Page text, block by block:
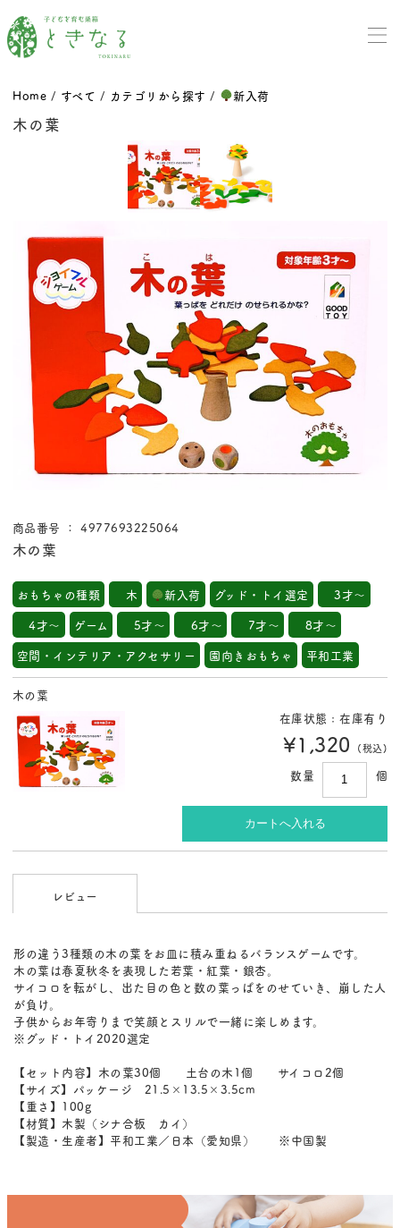
Home / すべて / カテゴリから探す / 新入荷
木の葉
商品番号 ： 4977693225064
木の葉
おもちゃの種類 木 新入荷 グッド・トイ選定
3才～
4才～
ゲーム 5才～ 6才～ 7才～
8才～
空間・インテリア・アクセサリー
園向きおもちゃ 平和工業
木の葉
在庫状態 : 在庫有り
¥1,320 (税込)
数量 個
レビュー
形の違う3種類の木の葉をお皿に積み重ねるバランスゲームです。
木の葉は春夏秋冬を表現した若葉・紅葉・銀杏。
サイコロを転がし、出た目の色と数の葉っぱをのせていき、崩した人
が負け。
子供からお年寄りまで笑顔とスリルで一緒に楽しめます。
※グッド・トイ2020選定
【セット内容】木の葉30個 土台の木1個 サイコロ2個
【サイズ】パッケージ 21.5×13.5×3.5cm
【重さ】100g
【材質】木製（シナ合板 カイ）
【製造・生産者】平和工業／日本（愛知県） ※中国製